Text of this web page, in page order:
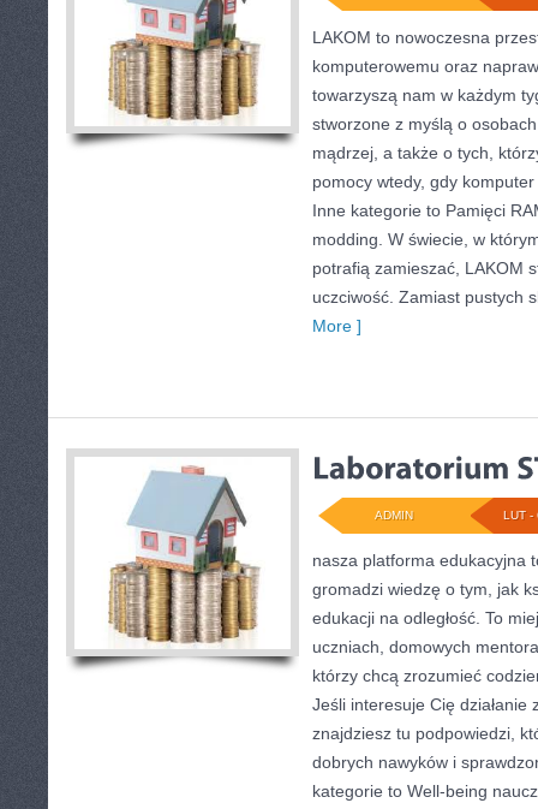
LAKOM to nowoczesna
komputerowemu oraz
towarzyszą nam w każdym
stworzone z myślą o
mądrzej, a także o tych,
pomocy wtedy, gdy
Inne kategorie to Pamięci
modding. W świecie, w
potrafią zamieszać, LAKOM
uczciwość. Zamiast pustych
More ]
LUT -
ADMIN
nasza platforma edukacyjna
gromadzi wiedzę o tym, jak
edukacji na odległość. To
uczniach, domowych
którzy chcą zrozumieć
Jeśli interesuje Cię działanie
znajdziesz tu podpowiedzi,
dobrych nawyków i
kategorie to Well-being